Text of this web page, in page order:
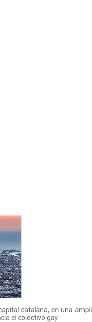
catalana, en una
el colectivo gay.